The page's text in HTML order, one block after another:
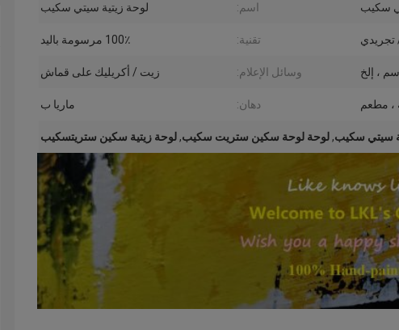
سكيب اسم: لوحة زيتية سيتي سكيب
تقنية: 100٪ مرسومة باليد
وسائل الإعلام: زيت / أكريليك على قماش
، مطعم دهان: ماريا ب
سيتي سكيب,لوحة لوحة سكين ستريت سكيب,لوحة زيتية سكين ستريتسكيب